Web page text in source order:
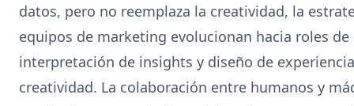
datos, pero no reemplaza la creatividad, la
equipos de marketing evolucionan hacia roles
interpretación de insights y diseño de
creatividad. La colaboración entre humanos y